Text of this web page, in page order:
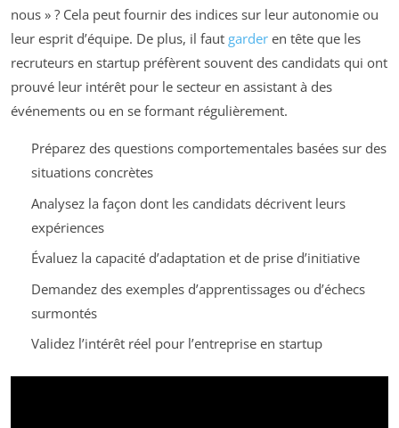
nous » ? Cela peut fournir des indices sur leur autonomie ou
leur esprit d’équipe. De plus, il faut garder en tête que les
recruteurs en startup préfèrent souvent des candidats qui ont
prouvé leur intérêt pour le secteur en assistant à des
événements ou en se formant régulièrement.
Préparez des questions comportementales basées sur des
situations concrètes
Analysez la façon dont les candidats décrivent leurs
expériences
Évaluez la capacité d’adaptation et de prise d’initiative
Demandez des exemples d’apprentissages ou d’échecs
surmontés
Validez l’intérêt réel pour l’entreprise en startup